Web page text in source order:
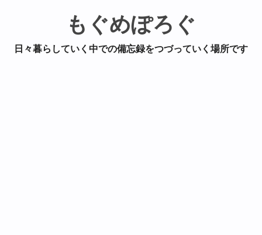
もぐめぽろぐ
日々暮らしていく中での備忘録をつづっていく場所です